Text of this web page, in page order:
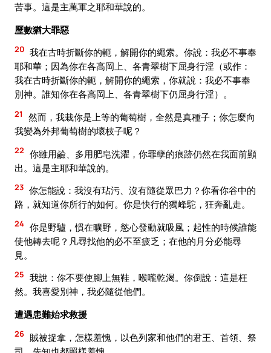
苦事。這是主萬軍之耶和華說的。
歷數猶大罪惡
20 我在古時折斷你的軛，解開你的繩索。你說：我必不事奉
耶和華；因為你在各高岡上、各青翠樹下屈身行淫（或作：
我在古時折斷你的軛，解開你的繩索，你就說：我必不事奉
別神。誰知你在各高岡上、各青翠樹下仍屈身行淫）。
21
然而，我栽你是上等的葡萄樹，全然是真種子；你怎麼向
我變為外邦葡萄樹的壞枝子呢？
22 你雖用鹼、多用肥皂洗濯，你罪孽的痕跡仍然在我面前顯
出。這是主耶和華說的。
23 你怎能說：我沒有玷污、沒有隨從眾巴力？你看你谷中的
路，就知道你所行的如何。你是快行的獨峰駝，狂奔亂走。
24 你是野驢，慣在曠野，慾心發動就吸風；起性的時候誰能
使他轉去呢？凡尋找他的必不至疲乏；在他的月分必能尋
見。
25 我說：你不要使腳上無鞋，喉嚨乾渴。你倒說：這是枉
然。我喜愛別神，我必隨從他們。
遭遇患難始求救援
26 賊被捉拿，怎樣羞愧，以色列家和他們的君王、首領、祭